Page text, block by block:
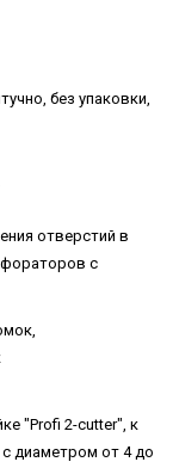
без упаковки,
отверстий в
с
"Profi 2-cutter", к
диаметром от 4 до